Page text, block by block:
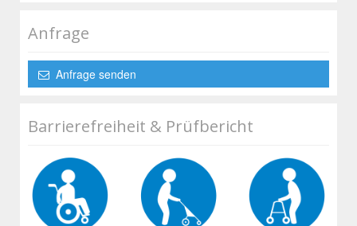
Anfrage
Anfrage senden
Barrierefreiheit & Prüfbericht